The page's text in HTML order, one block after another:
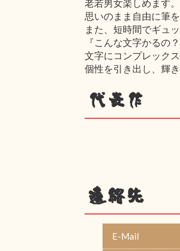
老若男女楽しめます。
思いのまま自由に筆
また、短時間でギュッ
『こんな文字かるの
文字にコンプレック
個性を引き出し、輝
代表作
連絡先
E-Mail